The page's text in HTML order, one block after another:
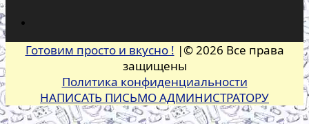
Готовим просто и вкусно ! |© 2026 Все права
защищены
Политика конфиденциальности
НАПИСАТЬ ПИСЬМО АДМИНИСТРАТОРУ